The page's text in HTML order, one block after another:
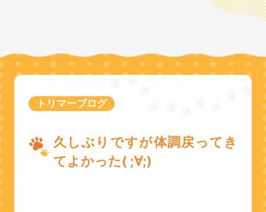
トリマーブログ
久しぶりですが体調戻ってき
てよかった( ;∀;)